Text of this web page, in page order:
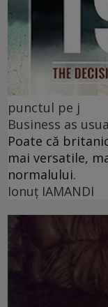
punctul pe j
Business as
Poate că
mai versatile,
normalului.
Ionuţ IAMANDI